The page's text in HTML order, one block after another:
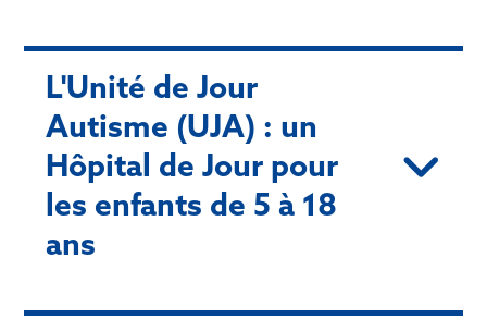
L'Unité de Jour
Autisme (UJA) : un
Hôpital de Jour pour
les enfants de 5 à 18
ans